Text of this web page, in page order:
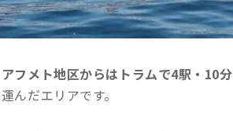
フメト地区からはトラムで4駅・10分
んだエリアです。